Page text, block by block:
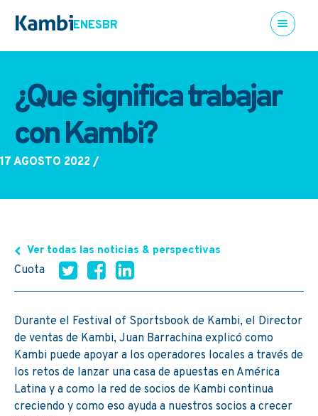
ENESBR
¿Que significa trabajar
con Kambi?
17 AGOSTO 2022 /
Ver todas las noticias & perspectivas
Cuota
Durante el Festival of Sportsbook de Kambi, el Director
de ventas de Kambi, Juan Barrachina explicó como
Kambi puede apoyar a los operadores locales a través de
los retos de lanzar una casa de apuestas en América
Latina y a como la red de socios de Kambi continua
creciendo y como eso ayuda a nuestros socios a crecer